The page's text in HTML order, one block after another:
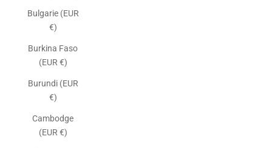
Bulgarie (EUR
€)
Burkina Faso
(EUR €)
Burundi (EUR
€)
Cambodge
(EUR €)